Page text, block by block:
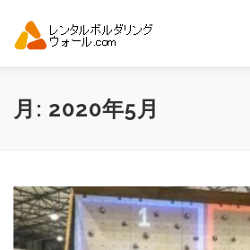
トップ 自動見積り
月: 2020年5月